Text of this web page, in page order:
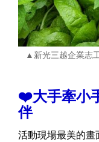
▲新光三越企業志
❤️大手牽小
伴
活動現場最美的畫